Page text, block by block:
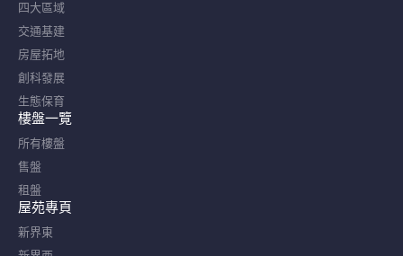
四大區域
交通基建
房屋拓地
創科發展
生態保育
樓盤一覽
所有樓盤
售盤
租盤
屋苑專頁
新界東